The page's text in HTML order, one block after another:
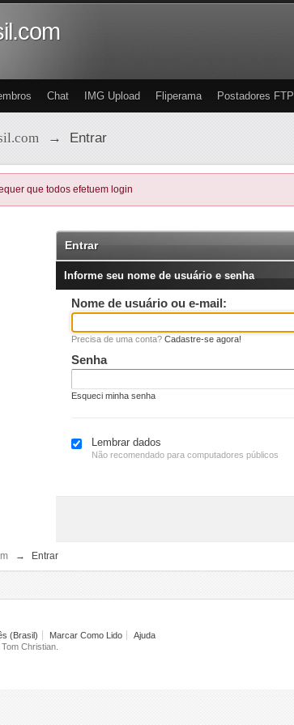
Chat IMG Upload Fliperama Postadores FTP
→ Entrar
que todos efetuem login
Entrar
Informe seu nome de usuário e senha
Nome de usuário ou e-mail:
Precisa de uma conta? Cadastre-se agora!
Senha
Esqueci minha senha
Lembrar dados
Não recomendado para computadores públicos
→ Entrar
(Brasil) Marcar Como Lido
Ajuda
Christian.